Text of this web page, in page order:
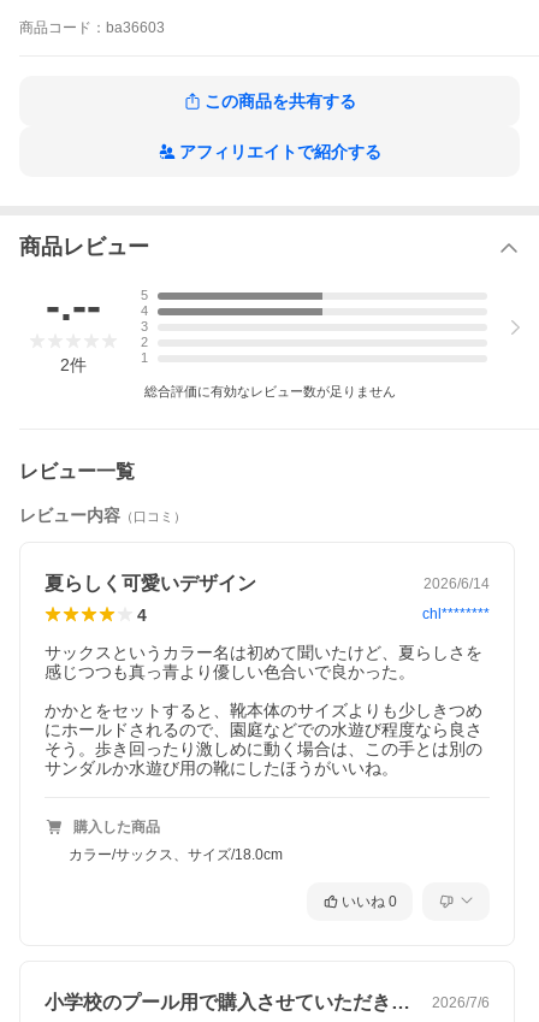
を一日中快適に守ります。
水に強く丸洗いできるEVA素材を採用し、かかとに掛けられる2wa
ら夏のプール、海などのレジャーまで大活躍間違いなしの一足で
商品 コード： ba36603
この商品を共有する
アフィリエイトで紹介する
商品レビュー
-.--
2件
5
4
3
2
1
総合評価に有効なレビュー数が足りません
レビュー一覧
レビュー内容 （口コミ）
夏らしく可愛いデザイン 2026/6/14
4 chl********
サックスというカラー名は初めて聞いたけど、夏らしさを
感じつつも真っ青より優しい色合いで良かった。
かかとをセットすると、靴本体のサイズよりも少しきつめ
にホールドされるので、園庭などでの水遊び程度なら良さ
そう。歩き回ったり激しめに動く場合は、この手とは別の
購入した商品
カラー/サックス、サイズ/18.0cm
いいね 0
小学校のプール用で購入させていただきま… 2026/7/6